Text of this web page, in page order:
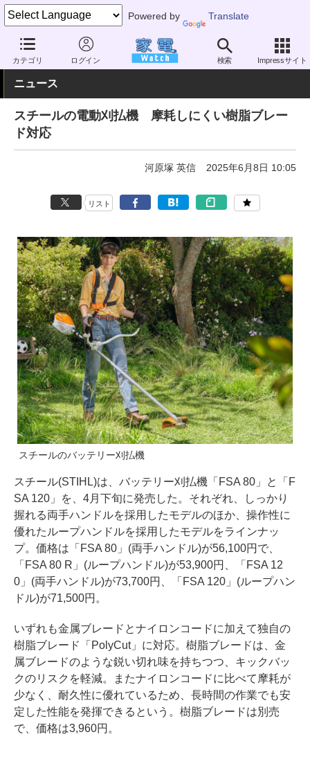
Powered by Translate
カテゴリ ログイン 検索 Impressサイト
家電 Watch その他・家電 アウトドア
ニュース
スチールの電動刈払機 摩耗しにくい樹脂ブレー
ド対応
河原塚 英信 2025年6月8日 10:05
リスト
スチールのバッテリー刈払機
スチール(STIHL)は、バッテリー刈払機「FSA 80」と「F
SA 120」を、4月下旬に発売した。それぞれ、しっかり
握れる両手ハンドルを採用したモデルのほか、操作性に
優れたループハンドルを採用したモデルをラインナッ
プ。価格は「FSA 80」(両手ハンドル)が56,100円で、
「FSA 80 R」(ループハンドル)が53,900円、「FSA 12
0」(両手ハンドル)が73,700円、「FSA 120」(ループハン
ドル)が71,500円。
いずれも金属ブレードとナイロンコードに加えて独自の
樹脂ブレード「PolyCut」に対応。樹脂ブレードは、金
属ブレードのような鋭い切れ味を持ちつつ、キックバッ
クのリスクを軽減。またナイロンコードに比べて摩耗が
少なく、耐久性に優れているため、長時間の作業でも安
定した性能を発揮できるという。樹脂ブレードは別売
で、価格は3,960円。